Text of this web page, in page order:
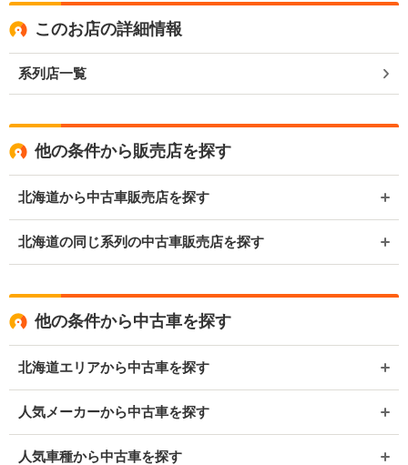
このお店の詳細情報
系列店一覧
他の条件から販売店を探す
北海道から中古車販売店を探す
北海道の同じ系列の中古車販売店を探す
他の条件から中古車を探す
北海道エリアから中古車を探す
人気メーカーから中古車を探す
人気車種から中古車を探す